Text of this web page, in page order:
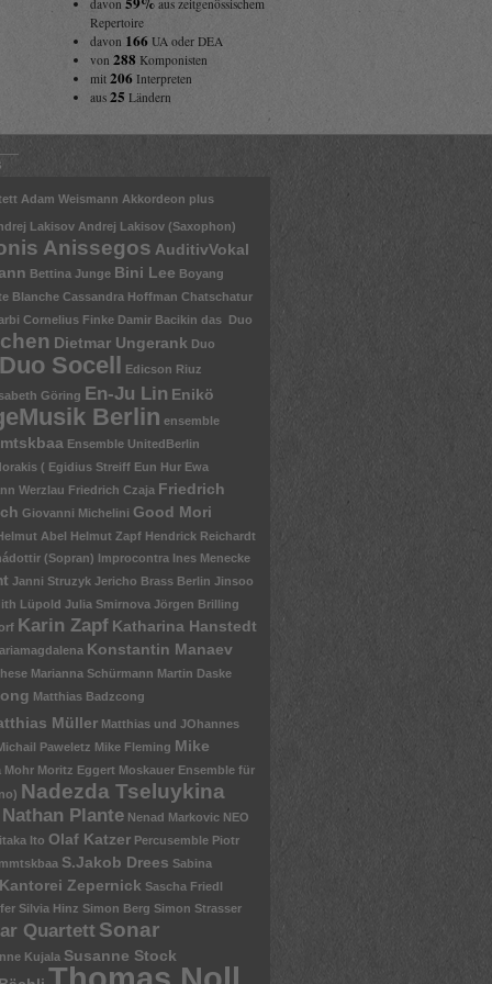
davon
aus zeitgenössischem
Repertoire
davon 166UA oder DEA
von 288 Komponisten
mit 206Interpreten
aus 25 Ländern
Adam Weismann Akkordeon plus
Lakisov Andrej Lakisov (Saxophon)
Anissegos AuditivVokal
Bettina Junge Bini Lee Boyang
Blanche Cassandra Hoffman Chatschatur
Cornelius Finke Damir Bacikin das Duo
Dietmar Ungerank Duo
Duo Socell Edicson Riuz
Göring En-Ju Lin Enikö
Berlin ensemble
Ensemble UnitedBerlin
( Egidius Streiff Eun Hur Ewa
Werzlau Friedrich Czaja Friedrich
Giovanni Michelini Good Mori
Abel Helmut Zapf Hendrick Reichardt
(Sopran) Improcontra Ines Menecke
Janni Struzyk Jericho Brass Berlin Jinsoo
Lüpold Julia Smirnova Jörgen Brilling
Karin Zapf Katharina Hanstedt
Konstantin Manaev
Marianna Schürmann Martin Daske
Matthias Badzcong
Müller Matthias und JOhannes
Paweletz Mike Fleming Mike
Mohr Moritz Eggert Moskauer Ensemble für
Nadezda Tseluykina
Nathan Plante Nenad Markovic NEO
Ito Olaf Katzer Percusemble Piotr
S.Jakob Drees Sabina
Zepernick Sascha Friedl
Silvia Hinz Simon Berg Simon Strasser
Quartett Sonar
Kujala Susanne Stock